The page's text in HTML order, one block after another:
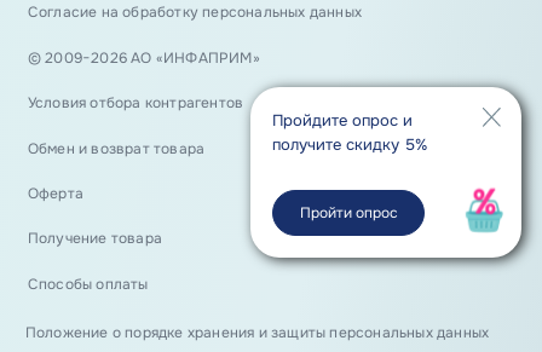
Пройдите опрос и
получите скидку 5%
Пройти опрос
Согласие на обработку персональных данных
Положение о порядке хранения и защиты персональных данных
© 2009−2026 АО «ИНФАПРИМ»
Условия отбора контрагентов
Обмен и возврат товара
Оферта
Получение товара
Способы оплаты